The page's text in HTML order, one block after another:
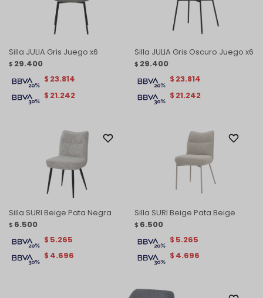
Silla JULIA Gris Juego x6
$ 29.400
$ 21.242
$ 23.814
Silla JULIA Gris Oscuro Juego x6
$ 29.400
$ 21.242
$ 23.814
Silla SURI Beige Pata Negra
$ 6.500
$ 4.696
$ 5.265
Silla SURI Beige Pata Beige
$ 6.500
$ 4.696
$ 5.265